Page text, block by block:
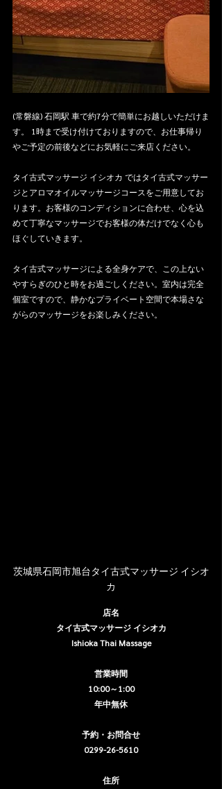
(常磐線) 石岡駅 車で約7分で簡単にお越しいただけま
す。 1時まで受け付けておりますので、お仕事帰り
やご予定の前後などにお気軽にご来店ください。
タイ古式マッサージ イシオカ ではタイ古式マッサー
ジとアロマオイルマッサージコースをご用意してお
ります。お客様のコンディションに合わせ、心を込
めて丁寧なマッサージでお客様の体だけでなく心も
ほぐしていきます。
タイ古式マッサージによる全身ケアで、この上ない
やすらぎのひと時をお過ごしください。室内は完全
個室ですので、静かなプライベート空間で本場さな
がらのマッサージをお楽しみください。​​
茨城県石岡市旭台タイ古式マッサージ イシオ
カ
店名
タイ古式マッサージ イシオカ
Ishioka Thai Massage
営業時間
10:00～1:00
年中無休
予約・お問合せ
0299-26-5610
住所